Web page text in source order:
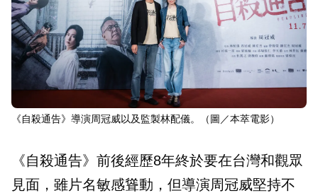
《自殺通告》導演周冠威以及監製林配儀。（圖／本萃電影）
《自殺通告》前後經歷8年終於要在台灣和觀眾
見面，雖片名敏感聳動，但導演周冠威堅持不